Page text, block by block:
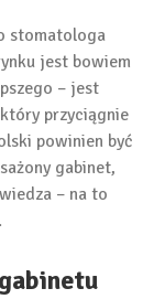
stomatologa
jest bowiem
– jest
przyciągnie
powinien być
gabinet,
– na to